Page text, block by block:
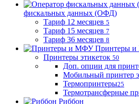
фискальных данных (ОФД)
Тариф 12 месяцев 5
Тариф 15 месяцев 7
Тариф 36 месяцев 8
Принтеры
Принтеры этикеток 50
Доп. опции для
Мобильный принтер
Термопринтеры25
Термотрансферные
Риббон